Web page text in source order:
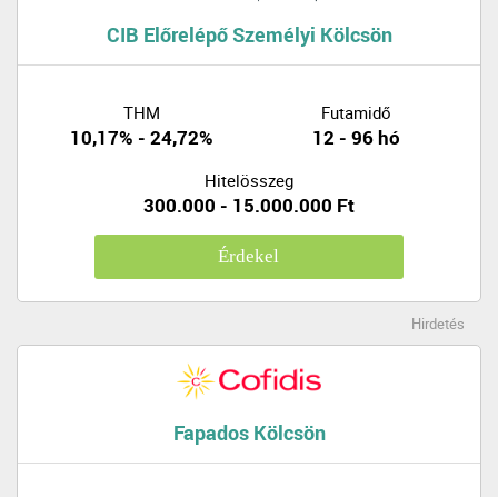
CIB Előrelépő Személyi Kölcsön
THM
10,17% - 24,72%
Futamidő
12 - 96 hó
Hitelösszeg
300.000 - 15.000.000 Ft
Érdekel
Hirdetés
Fapados Kölcsön